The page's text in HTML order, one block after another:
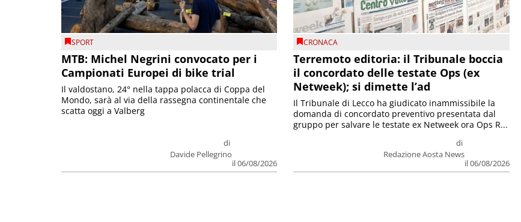
SPORT
MTB: Michel Negrini convocato per i
Campionati Europei di bike trial
di
Davide Pellegrino
il 06/08/2026
Il valdostano, 24° nella tappa polacca di Coppa del
Mondo, sarà al via della rassegna continentale che
scatta oggi a Valberg
CRONACA
Terremoto editoria: il Tribunale boccia
il concordato delle testate Ops (ex
Netweek); si dimette l’ad
di
Redazione Aosta News
il 06/08/2026
Il Tribunale di Lecco ha giudicato inammissibile la
domanda di concordato preventivo presentata dal
gruppo per salvare le testate ex Netweek ora Ops R...